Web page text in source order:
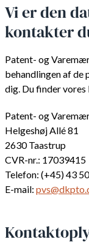
Vi er den
kontakter
Patent- og
behandlingen af de
dig. Du finder
Patent- og
Helgeshøj Allé 81
2630 Taastrup
CVR-nr.: 17039415
Telefon: (+45) 43
E-mail: